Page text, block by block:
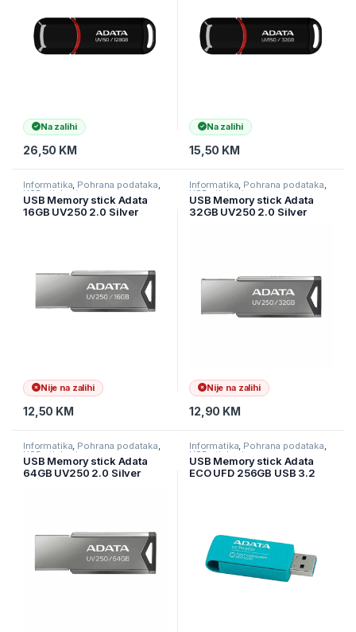
Na zalihi
26,50 KM
Na zalihi
15,50 KM
Informatika, Pohrana podataka,
USB stickovi
USB Memory stick Adata
16GB UV250 2.0 Silver
Nije na zalihi
12,50 KM
Informatika, Pohrana podataka,
USB stickovi
USB Memory stick Adata
32GB UV250 2.0 Silver
Nije na zalihi
12,90 KM
Informatika, Pohrana podataka,
USB stickovi
USB Memory stick Adata
64GB UV250 2.0 Silver
Informatika, Pohrana podataka,
USB stickovi
USB Memory stick Adata
ECO UFD 256GB USB 3.2